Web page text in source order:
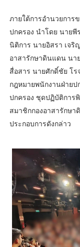
ภายใต้การอำนวยการ
ปกครอง นำโดย นาย
นิติการ นายอิสรา เจริ
อาสารักษาดินแดน นา
สื่อสาร นายศักดิ์ชัย โ
กฎหมายพนักงานฝ่ายป
ปกครอง ชุดปฏิบัติการ
สมาชิกกองอาสารักษ
ประกอบการดังกล่าว